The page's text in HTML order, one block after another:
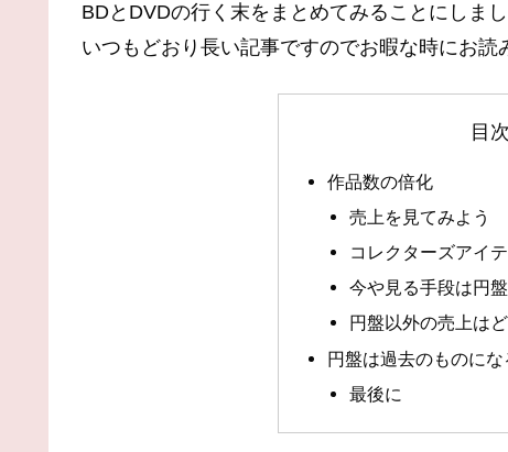
BDとDVDの行く末をまとめてみることにしまし
いつもどおり長い記事ですのでお暇な時にお読
目次
作品数の倍化
売上を見てみよう
コレクターズアイ
今や見る手段は円
円盤以外の売上は
円盤は過去のものに
最後に